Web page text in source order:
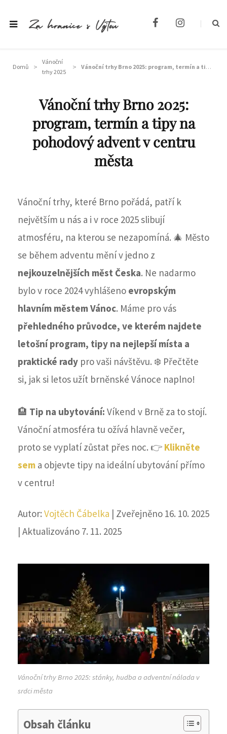
o
I
m
Domů >
Vánoční
trhy 2025
> Vánoční trhy Brno 2025: program, termín a tipy na pohodový advent v centru města
Vánoční trhy Brno 2025:
program, termín a tipy na
pohodový advent v centru
města
Vánoční trhy, které Brno pořádá, patří k
největším u nás a i v roce 2025 slibují
atmosféru, na kterou se nezapomíná. 🎄 Město
se během adventu mění v jedno z
nejkouzelnějších měst Česka. Ne nadarmo
bylo v roce 2024 vyhlášeno evropským
hlavním městem Vánoc. Máme pro vás
přehledného průvodce, ve kterém najdete
letošní program, tipy na nejlepší místa a
praktické rady pro vaši návštěvu. ❄️ Přečtěte
si, jak si letos užít brněnské Vánoce naplno!
🏨 Tip na ubytování: Víkend v Brně za to stojí.
Vánoční atmosféra tu ožívá hlavně večer,
proto se vyplatí zůstat přes noc. 👉 Klikněte
sem a objevte tipy na ideální ubytování přímo
v centru!
Autor: Vojtěch Čábelka | Zveřejněno 16. 10. 2025
| Aktualizováno 7. 11. 2025
Vánoční trhy Brno 2025: stánky, hudba a adventní nálada v
srdci města
Obsah článku